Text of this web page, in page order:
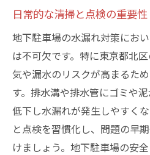
日常的な清掃と点検の重要性
地下駐車場の水漏れ対策にお
は不可欠です。特に東京都北
気や漏水のリスクが高まるた
す。排水溝や排水管にゴミや
低下し水漏れが発生しやすく
と点検を習慣化し、問題の早
けましょう。地下駐車場の安